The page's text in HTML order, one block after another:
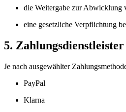
die Weitergabe zur Abwicklung
eine gesetzliche Verpflichtung
5. Zahlungsdienstleister
Je nach ausgewählter
PayPal
Klarna